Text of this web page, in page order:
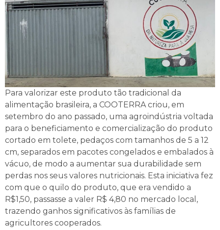
Para valorizar este produto tão tradicional da
alimentação brasileira, a COOTERRA criou, em
setembro do ano passado, uma agroindústria voltada
para o beneficiamento e comercialização do produto
cortado em tolete, pedaços com tamanhos de 5 a 12
cm, separados em pacotes congelados e embalados à
vácuo, de modo a aumentar sua durabilidade sem
perdas nos seus valores nutricionais. Esta iniciativa fez
com que o quilo do produto, que era vendido a
R$1,50, passasse a valer R$ 4,80 no mercado local,
trazendo ganhos significativos às famílias de
agricultores cooperados.